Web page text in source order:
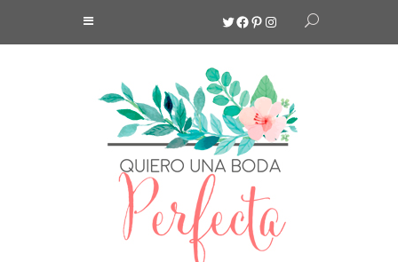
Twitter
Facebook
Pinterest
Instagram